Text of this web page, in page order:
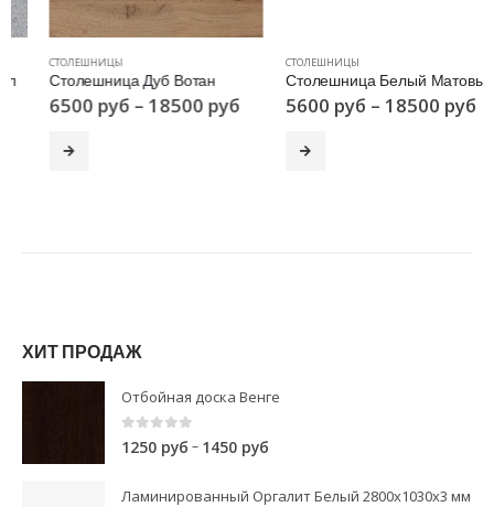
СТОЛЕШНИЦЫ
Столешница Дуб Вотан
6500руб–18500руб
СТОЛЕШНИЦЫ
Столешница Белый Матовый
5600руб–18500руб
ХИТ ПРОДАЖ
0out of 5
1250 руб–